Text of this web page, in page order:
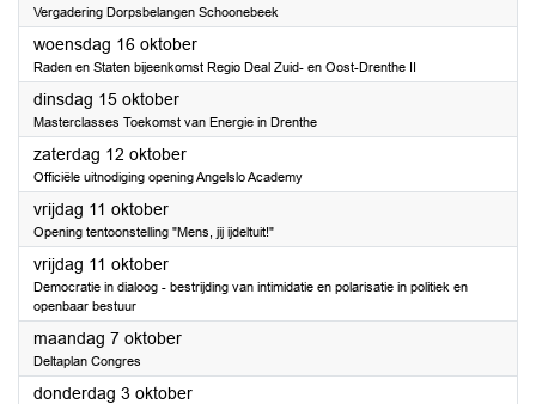
Vergadering Dorpsbelangen Schoonebeek
woensdag 16 oktober2024
Raden en Staten bijeenkomst Regio Deal Zuid- en Oost-Drenthe II
dinsdag 15 oktober2024
Masterclasses Toekomst van Energie in Drenthe
zaterdag 12 oktober2024
Officiële uitnodiging opening Angelslo Academy
vrijdag 11 oktober2024
Opening tentoonstelling "Mens, jij ijdeltuit!"
vrijdag 11 oktober2024
Democratie in dialoog - bestrijding van intimidatie en polarisatie in politiek en
openbaar bestuur
maandag 7 oktober2024
Deltaplan Congres
donderdag 3 oktober2024